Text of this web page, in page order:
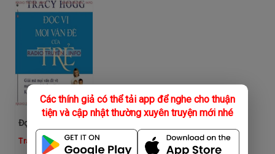
Các thính giả có thể tải app để nghe cho thuận
tiện và cập nhật thường xuyên truyện mới nhé
Tracy Hogg